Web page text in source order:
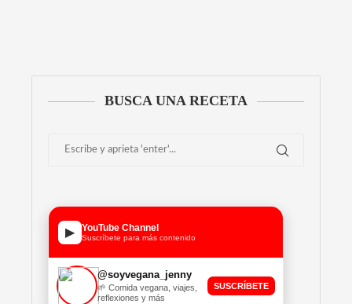
BUSCA UNA RECETA
▶ YouTube Channel
Suscríbete para más contenido
@soyvegana_jenny
🌱 Comida vegana, viajes,
reflexiones y más
SUSCRÍBETE